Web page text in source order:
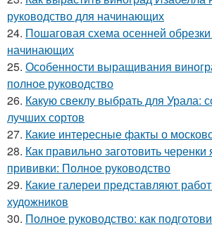
руководство для начинающих
24. Пошаговая схема осенней
начинающих
25. Особенности выращивания
полное руководство
26. Какую свеклу выбрать для Урала:
лучших сортов
27. Какие интересные факты о
28. Как правильно заготовить
прививки: Полное руководство
29. Какие галереи представляют
художников
30. Полное руководство: как